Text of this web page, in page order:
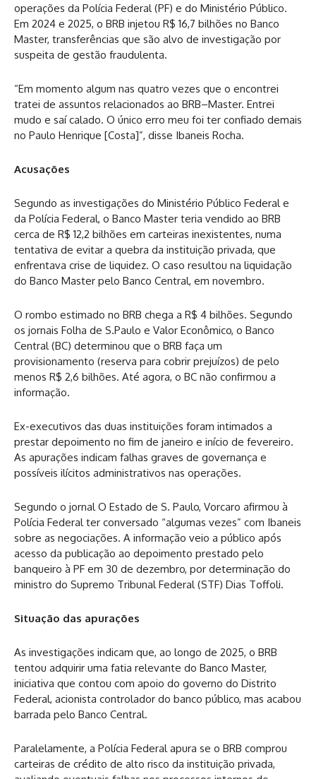
operações da Polícia Federal (PF) e do Ministério Público.
Em 2024 e 2025, o BRB injetou R$ 16,7 bilhões no Banco
Master, transferências que são alvo de investigação por
suspeita de gestão fraudulenta.
“Em momento algum nas quatro vezes que o encontrei
tratei de assuntos relacionados ao BRB–Master. Entrei
mudo e saí calado. O único erro meu foi ter confiado demais
no Paulo Henrique [Costa]”, disse Ibaneis Rocha.
Acusações
Segundo as investigações do Ministério Público Federal e
da Polícia Federal, o Banco Master teria vendido ao BRB
cerca de R$ 12,2 bilhões em carteiras inexistentes, numa
tentativa de evitar a quebra da instituição privada, que
enfrentava crise de liquidez. O caso resultou na liquidação
do Banco Master pelo Banco Central, em novembro.
O rombo estimado no BRB chega a R$ 4 bilhões. Segundo
os jornais Folha de S.Paulo e Valor Econômico, o Banco
Central (BC) determinou que o BRB faça um
provisionamento (reserva para cobrir prejuízos) de pelo
menos R$ 2,6 bilhões. Até agora, o BC não confirmou a
informação.
Ex-executivos das duas instituições foram intimados a
prestar depoimento no fim de janeiro e início de fevereiro.
As apurações indicam falhas graves de governança e
possíveis ilícitos administrativos nas operações.
Segundo o jornal O Estado de S. Paulo, Vorcaro afirmou à
Polícia Federal ter conversado “algumas vezes” com Ibaneis
sobre as negociações. A informação veio a público após
acesso da publicação ao depoimento prestado pelo
banqueiro à PF em 30 de dezembro, por determinação do
ministro do Supremo Tribunal Federal (STF) Dias Toffoli.
Situação das apurações
As investigações indicam que, ao longo de 2025, o BRB
tentou adquirir uma fatia relevante do Banco Master,
iniciativa que contou com apoio do governo do Distrito
Federal, acionista controlador do banco público, mas acabou
barrada pelo Banco Central.
Paralelamente, a Polícia Federal apura se o BRB comprou
carteiras de crédito de alto risco da instituição privada,